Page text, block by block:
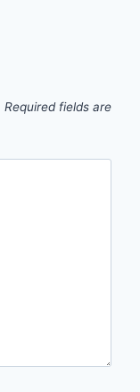
Required fields are